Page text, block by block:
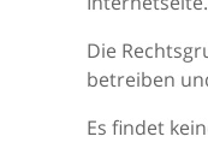
Die
betreiben
Es findet